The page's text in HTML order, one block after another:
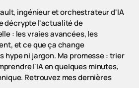
ingénieur et orchestrateur d'IA
décrypte l'actualité de
: les vraies avancées, les
et ce que ça change
ni jargon. Ma promesse : trier
l'IA en quelques minutes,
Retrouvez mes dernières